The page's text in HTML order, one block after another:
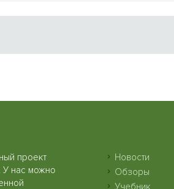
проект
У нас можно
Новости
Обзоры
Учебник